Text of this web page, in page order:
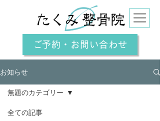
ご予約・お問い合わせ
お知らせ
全ての記事
無題のカテゴリー